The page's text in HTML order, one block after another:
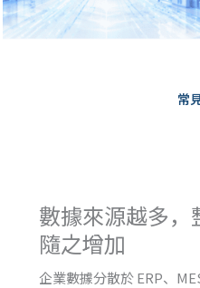
常
數據來源越多
隨之增加
企業數據分散於 ERP、